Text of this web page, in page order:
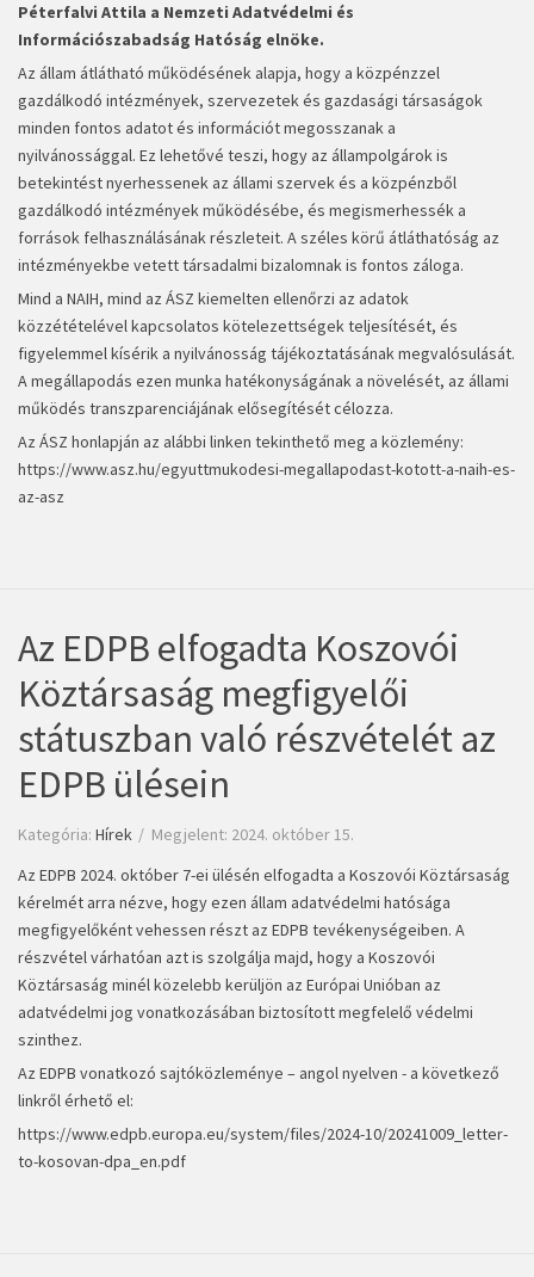
Péterfalvi Attila a Nemzeti Adatvédelmi és
Információszabadság Hatóság elnöke.
Az állam átlátható működésének alapja, hogy a közpénzzel
gazdálkodó intézmények, szervezetek és gazdasági társaságok
minden fontos adatot és információt megosszanak a
nyilvánossággal. Ez lehetővé teszi, hogy az állampolgárok is
betekintést nyerhessenek az állami szervek és a közpénzből
gazdálkodó intézmények működésébe, és megismerhessék a
források felhasználásának részleteit. A széles körű átláthatóság az
intézményekbe vetett társadalmi bizalomnak is fontos záloga.
Mind a NAIH, mind az ÁSZ kiemelten ellenőrzi az adatok
közzétételével kapcsolatos kötelezettségek teljesítését, és
figyelemmel kísérik a nyilvánosság tájékoztatásának megvalósulását.
A megállapodás ezen munka hatékonyságának a növelését, az állami
működés transzparenciájának elősegítését célozza.
Az ÁSZ honlapján az alábbi linken tekinthető meg a közlemény:
https://www.asz.hu/egyuttmukodesi-megallapodast-kotott-a-naih-es-
az-asz
Az EDPB elfogadta Koszovói
Köztársaság megfigyelői
státuszban való részvételét az
EDPB ülésein
Kategória: Hírek
Megjelent: 2024. október 15.
Az EDPB 2024. október 7-ei ülésén elfogadta a Koszovói Köztársaság
kérelmét arra nézve, hogy ezen állam adatvédelmi hatósága
megfigyelőként vehessen részt az EDPB tevékenységeiben. A
részvétel várhatóan azt is szolgálja majd, hogy a Koszovói
Köztársaság minél közelebb kerüljön az Európai Unióban az
adatvédelmi jog vonatkozásában biztosított megfelelő védelmi
szinthez.
Az EDPB vonatkozó sajtóközleménye – angol nyelven - a következő
linkről érhető el:
https://www.edpb.europa.eu/system/files/2024-10/20241009_letter-
to-kosovan-dpa_en.pdf